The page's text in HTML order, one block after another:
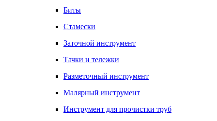
Биты
Стамески
Заточной инструмент
Тачки и тележки
Разметочный инструмент
Малярный инструмент
Инструмент для прочистки труб